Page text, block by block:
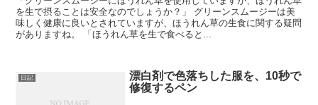
を生で摂ることは安全なのでしょうか？」 グリーンスムージーは美
味しく健康に良いとされていますが、ほうれん草の生食に関する疑問
がありますね。 「ほうれん草を生で食べると...
日記
漂白剤で色落ちした服を、10秒で
修復するペン